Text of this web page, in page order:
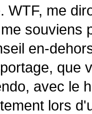
WTF, me
souviens
en-
que
avec le
lors